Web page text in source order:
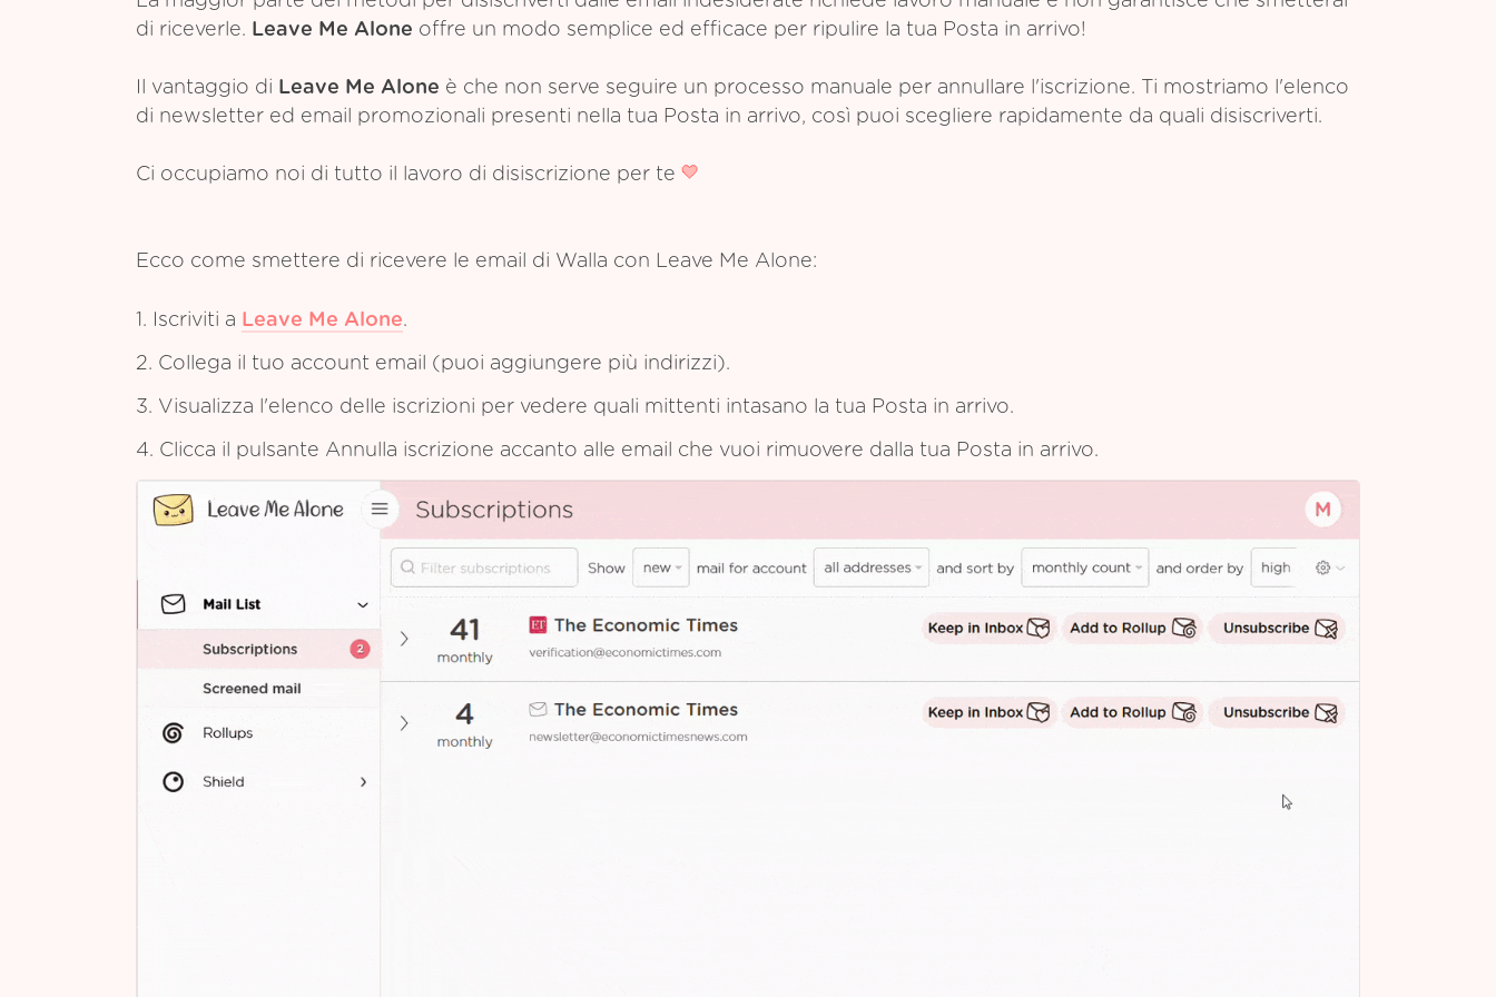
di riceverle. Leave Me Alone offre un modo semplice ed efficace per ripulire la tua Posta in arrivo!
Il vantaggio di Leave Me Alone è che non serve seguire un processo manuale per annullare l'iscrizione. Ti mostriamo l'elenco
di newsletter ed email promozionali presenti nella tua Posta in arrivo, così puoi scegliere rapidamente da quali disiscriverti.
Ci occupiamo noi di tutto il lavoro di disiscrizione per te
Ecco come smettere di ricevere le email di Walla con Leave Me Alone:
1. Iscriviti a Leave Me Alone.
2. Collega il tuo account email (puoi aggiungere più indirizzi).
3. Visualizza l'elenco delle iscrizioni per vedere quali mittenti intasano la tua Posta in arrivo.
4. Clicca il pulsante Annulla iscrizione accanto alle email che vuoi rimuovere dalla tua Posta in arrivo.